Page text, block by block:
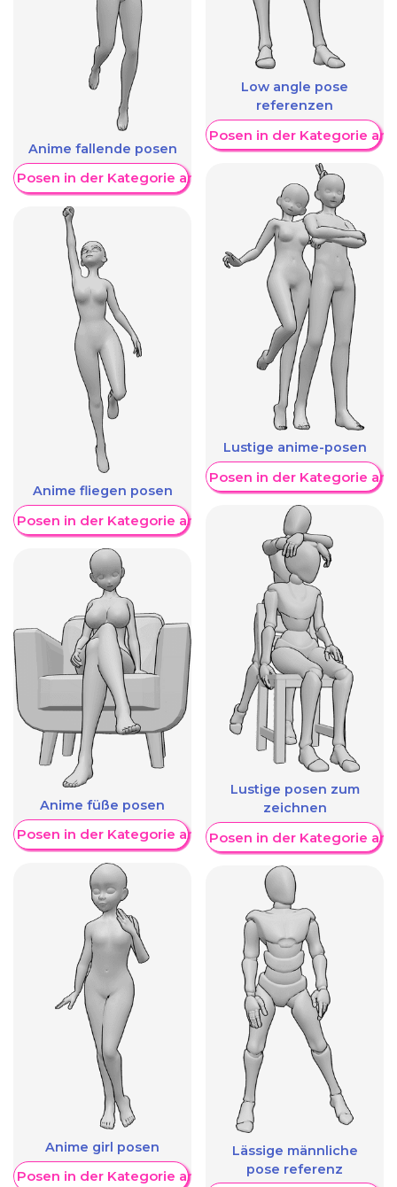
Anime fallende posen
Posen in der Kategorie anzeigen
Anime fliegen posen
Posen in der Kategorie anzeigen
Anime füße posen
Posen in der Kategorie anzeigen
Anime girl posen
Posen in der Kategorie anzeigen
Low angle pose
referenzen
Weitere Posen in der Kategorie
Lustige anime-posen
Weitere Posen in der Kategorie
Lustige posen zum
zeichnen
Weitere Posen in der Kategorie
Lässige männliche
pose referenz